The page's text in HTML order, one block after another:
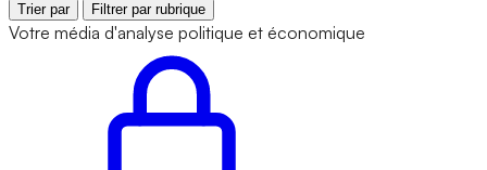
Trier par Filtrer par rubrique
Votre média d'analyse politique et économique